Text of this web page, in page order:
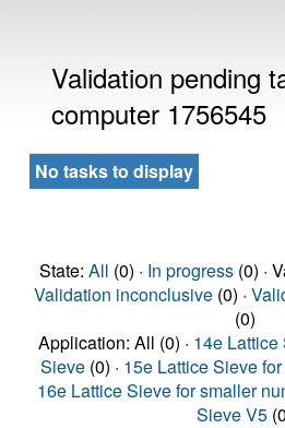
Validation pending
computer 1756545
No tasks to display
State: All (0) · In progress(0) ·
Validation inconclusive(0) ·
(0)
Application: All (0) · 14e Lattice
Sieve (0) · 15e Lattice Sieve
16e Lattice Sieve for smaller
Sieve V5